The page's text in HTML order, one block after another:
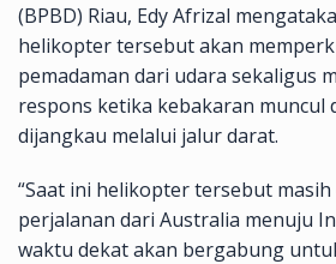
(BPBD) Riau, Edy Afrizal
helikopter tersebut akan
pemadaman dari udara sekaligus
respons ketika kebakaran muncul
dijangkau melalui jalur darat.
“Saat ini helikopter tersebut
perjalanan dari Australia menuju
waktu dekat akan bergabung